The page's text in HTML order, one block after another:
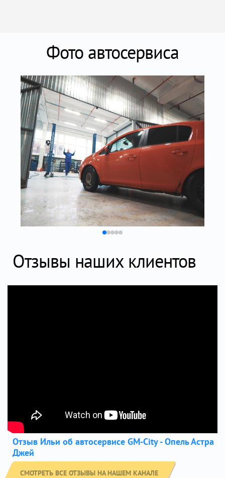
Фото автосервиса
Отзывы наших клиентов
Отзыв Ильи об автосервисе GM-City - Опель Астра
Джей
СМОТРЕТЬ ВСЕ ОТЗЫВЫ НА НАШЕМ КАНАЛЕ